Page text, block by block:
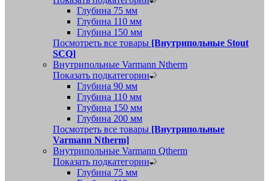
Глубина 75 мм
Глубина 110 мм
Глубина 150 мм
Посмотреть все товары [Внутрипольные Stout
SCQ]
Внутрипольные Varmann Ntherm
Показать подкатегории
Глубина 90 мм
Глубина 110 мм
Глубина 150 мм
Глубина 200 мм
Посмотреть все товары [Внутрипольные
Varmann Ntherm]
Внутрипольные Varmann Qtherm
Показать подкатегории
Глубина 75 мм